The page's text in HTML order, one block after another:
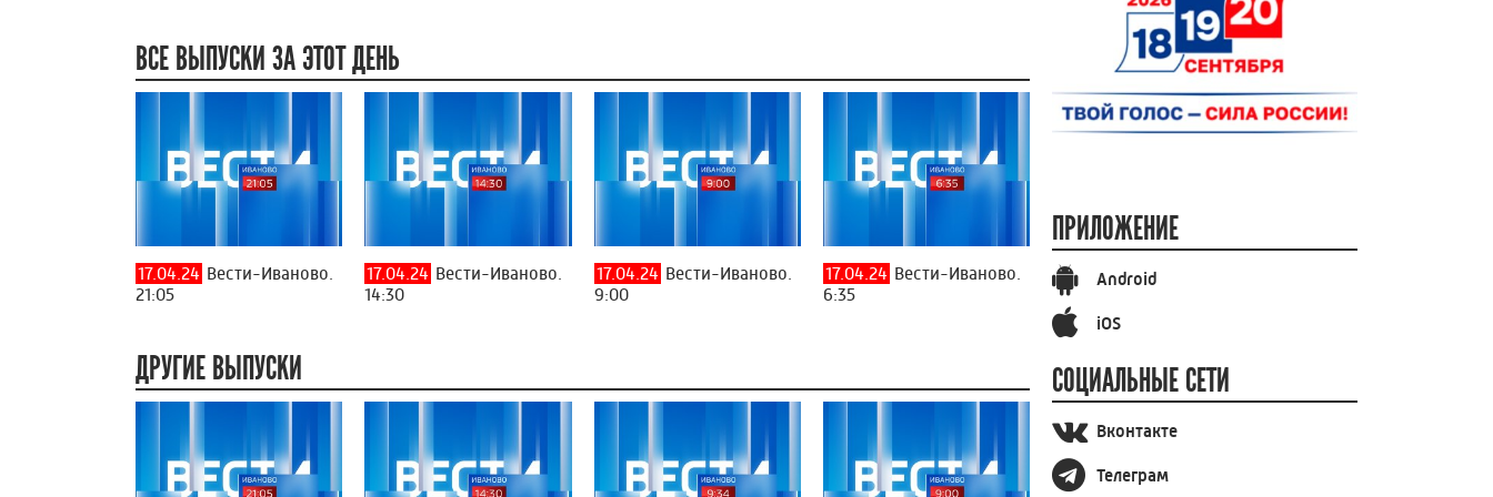
ВСЕ ВЫПУСКИ ЗА ЭТОТ ДЕНЬ
17.04.24 Вести-Иваново.
21:05
17.04.24 Вести-Иваново.
14:30
17.04.24 Вести-Иваново.
9:00
17.04.24 Вести-Иваново.
6:35
ДРУГИЕ ВЫПУСКИ
ПРИЛОЖЕНИЕ
Android
iOS
СОЦИАЛЬНЫЕ СЕТИ
Вконтакте
Телеграм